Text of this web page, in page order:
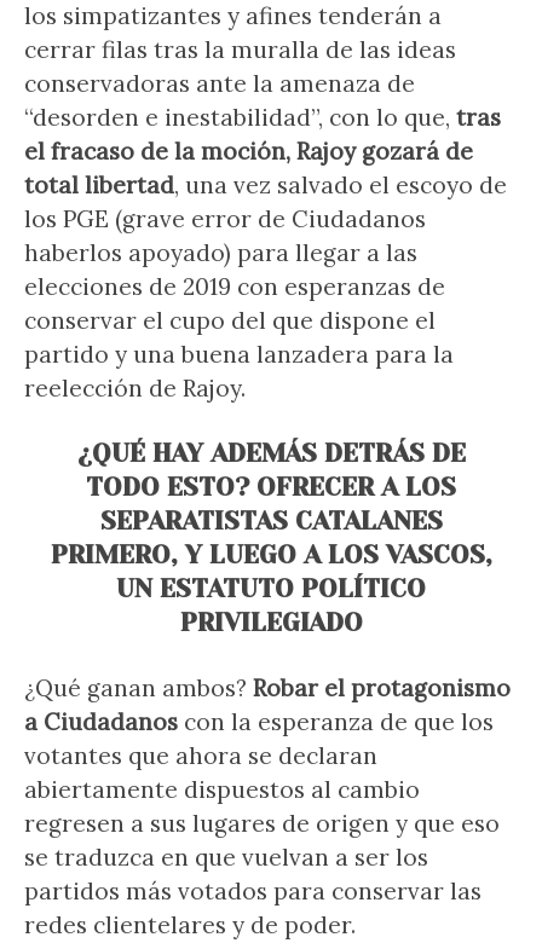
los simpatizantes y afines tenderán a
cerrar filas tras la muralla de las ideas
conservadoras ante la amenaza de
“desorden e inestabilidad”, con lo que, tras
el fracaso de la moción, Rajoy gozará de
total libertad, una vez salvado el escoyo de
los PGE (grave error de Ciudadanos
haberlos apoyado) para llegar a las
elecciones de 2019 con esperanzas de
conservar el cupo del que dispone el
partido y una buena lanzadera para la
reelección de Rajoy.
¿QUÉ HAY ADEMÁS DETRÁS DE
TODO ESTO? OFRECER A LOS
SEPARATISTAS CATALANES
PRIMERO, Y LUEGO A LOS VASCOS,
UN ESTATUTO POLÍTICO
PRIVILEGIADO
¿Qué ganan ambos? Robar el protagonismo
a Ciudadanos con la esperanza de que los
votantes que ahora se declaran
abiertamente dispuestos al cambio
regresen a sus lugares de origen y que eso
se traduzca en que vuelvan a ser los
partidos más votados para conservar las
redes clientelares y de poder.